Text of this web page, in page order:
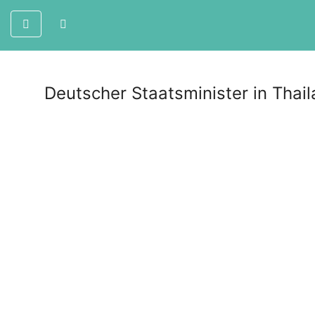
Deutscher Staatsminister in